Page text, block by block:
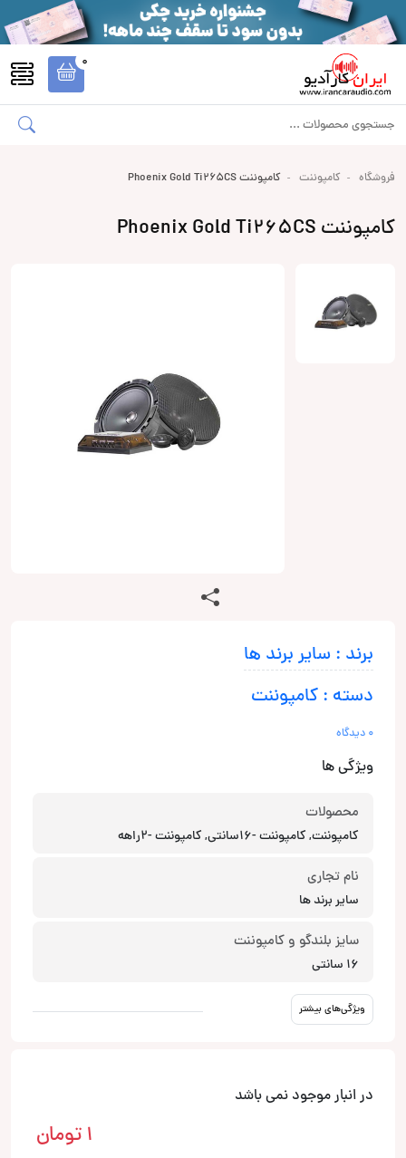
0
فروشگاه کامپوننت کامپوننت Phoenix Gold Ti265CS
کامپوننت Phoenix Gold Ti265CS
برند : سایر برند ها
دسته : کامپوننت
0 دیدگاه
ویژگی ها
محصولات
کامپوننت, کامپوننت -16سانتی, کامپوننت -2راهه
نام تجاری
سایر برند ها
سایز بلندگو و کامپوننت
16 سانتی
ویژگی‌های بیشتر
در انبار موجود نمی باشد
1 تومان